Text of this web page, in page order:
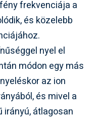
frekvenciája a
és közelebb
nyel el
módon egy más
az ion
és mivel a
átlagosan